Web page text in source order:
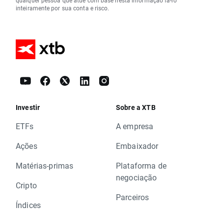
inteiramente por sua conta e risco.
Investir
ETFs
Ações
Matérias-primas
Cripto
Índices
Sobre a XTB
A empresa
Embaixador
Plataforma de
negociação
Parceiros